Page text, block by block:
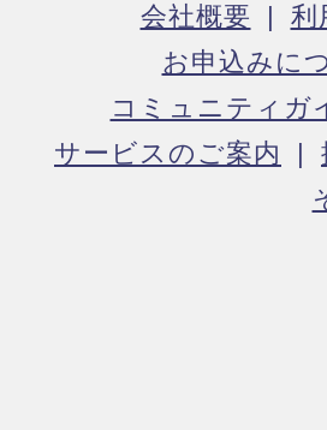
会社概要 利
お申込みに
コミュニティガ
サービスのご案内